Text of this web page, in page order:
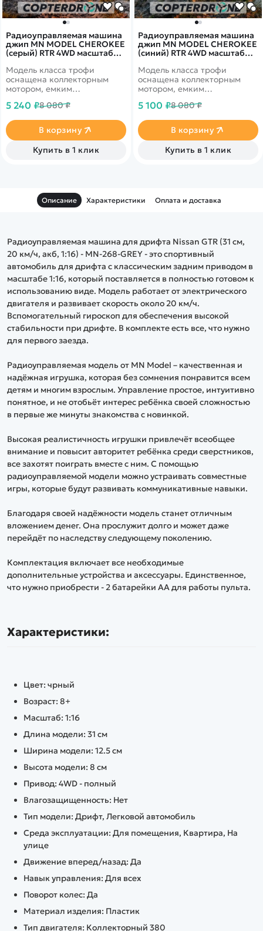
Радиоуправляемая машина
джип MN MODEL CHEROKEE
(серый) RTR 4WD масштаб
Модель класса трофи
оснащена коллекторным
мотором, емким
напряжением 7.4V и
управление данной моделью
пропорциональным! При
умеренном темпе езды
заряда аккумулятора
5 240 ₽8 080 ₽
В корзину
Купить в 1 клик
Радиоуправляемая машина
джип MN MODEL CHEROKEE
(синий) RTR 4WD масштаб
Модель класса трофи
оснащена коллекторным
мотором, емким
напряжением 7.4V и
управление данной моделью
пропорциональным! При
умеренном темпе езды
заряда аккумулятора
5 100 ₽8 080 ₽
В корзину
Купить в 1 клик
Описание Характеристики Оплата и доставка
Радиоуправляемая машина для дрифта Nissan GTR (31 см,
20 км/ч, акб, 1:16) - MN-268-GREY - это спортивный
автомобиль для дрифта с классическим задним приводом в
масштабе 1:16, который поставляется в полностью готовом к
использованию виде. Модель работает от электрического
двигателя и развивает скорость около 20 км/ч.
Вспомогательный гироскоп для обеспечения высокой
стабильности при дрифте. В комплекте есть все, что нужно
для первого заезда.
Радиоуправляемая модель от MN Model – качественная и
надёжная игрушка, которая без сомнения понравится всем
детям и многим взрослым. Управление простое, интуитивно
понятное, и не отобьёт интерес ребёнка своей сложностью
в первые же минуты знакомства с новинкой.
Высокая реалистичность игрушки привлечёт всеобщее
внимание и повысит авторитет ребёнка среди сверстников,
все захотят поиграть вместе с ним. С помощью
радиоуправляемой модели можно устраивать совместные
игры, которые будут развивать коммуникативные навыки.
Благодаря своей надёжности модель станет отличным
вложением денег. Она прослужит долго и может даже
перейдёт по наследству следующему поколению.
Комплектация включает все необходимые
дополнительные устройства и аксессуары. Единственное,
что нужно приобрести - 2 батарейки АА для работы пульта.
Характеристики:
Цвет: чрный
Возраст: 8+
Масштаб: 1:16
Длина модели: 31 см
Ширина модели: 12.5 см
Высота модели: 8 см
Привод: 4WD - полный
Влагозащищенность: Нет
Тип модели: Дрифт, Легковой автомобиль
Среда эксплуатации: Для помещения, Квартира, На
улице
Движение вперед/назад: Да
Навык управления: Для всех
Поворот колес: Да
Материал изделия: Пластик
Тип двигателя: Коллекторный 380